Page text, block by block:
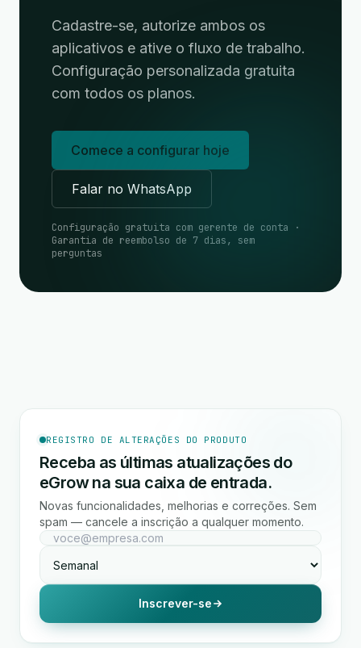
Cadastre-se, autorize ambos os
aplicativos e ative o fluxo de trabalho.
Configuração personalizada gratuita
com todos os planos.
Comece a configurar hoje
Falar no WhatsApp
Configuração gratuita com gerente de conta ·
Garantia de reembolso de 7 dias, sem
perguntas
REGISTRO DE ALTERAÇÕES DO PRODUTO
Receba as últimas atualizações do
eGrow na sua caixa de entrada.
Novas funcionalidades, melhorias e correções. Sem
spam — cancele a inscrição a qualquer momento.
Inscrever-se